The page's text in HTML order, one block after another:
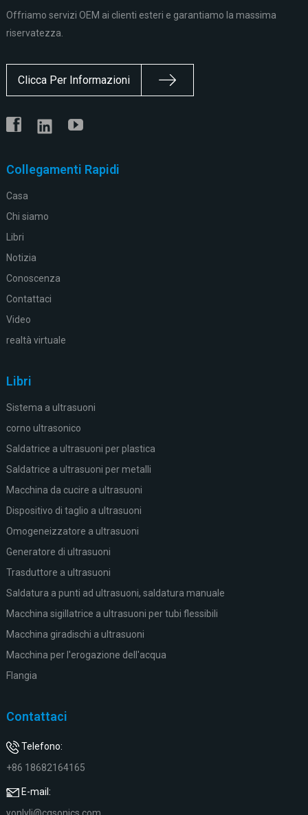
Offriamo servizi OEM ai clienti esteri e garantiamo la massima
riservatezza.
Clicca Per Informazioni
Collegamenti Rapidi
Casa
Chi siamo
Libri
Notizia
Conoscenza
Contattaci
Video
realtà virtuale
Libri
Sistema a ultrasuoni
corno ultrasonico
Saldatrice a ultrasuoni per plastica
Saldatrice a ultrasuoni per metalli
Macchina da cucire a ultrasuoni
Dispositivo di taglio a ultrasuoni
Omogeneizzatore a ultrasuoni
Generatore di ultrasuoni
Trasduttore a ultrasuoni
Saldatura a punti ad ultrasuoni, saldatura manuale
Macchina sigillatrice a ultrasuoni per tubi flessibili
Macchina giradischi a ultrasuoni
Macchina per l'erogazione dell'acqua
Flangia
Contattaci
Telefono:
+86 18682164165
E-mail: